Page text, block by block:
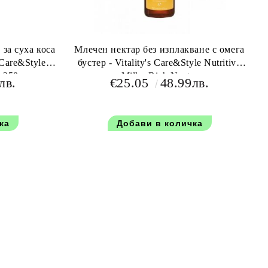
суха коса
мл
Млечен нектар без изплакване с омега
бустер - Vitality's Care&Style Nutritivo
Milky Rich Nectar
€25.05 48.99лв.